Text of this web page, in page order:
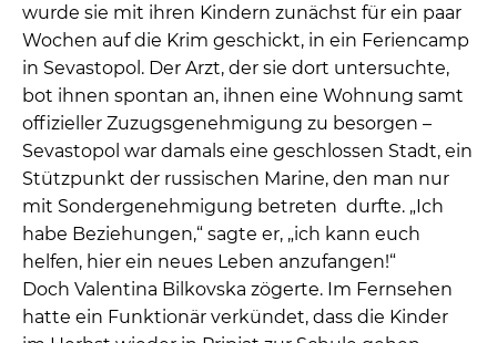
wurde sie mit ihren Kindern zunächst für ein paar
Wochen auf die Krim geschickt, in ein Feriencamp
in Sevastopol. Der Arzt, der sie dort untersuchte,
bot ihnen spontan an, ihnen eine Wohnung samt
offizieller Zuzugsgenehmigung zu besorgen –
Sevastopol war damals eine geschlossen Stadt, ein
Stützpunkt der russischen Marine, den man nur
mit Sondergenehmigung betreten durfte. „Ich
habe Beziehungen,“ sagte er, „ich kann euch
helfen, hier ein neues Leben anzufangen!“
Doch Valentina Bilkovska zögerte. Im Fernsehen
hatte ein Funktionär verkündet, dass die Kinder